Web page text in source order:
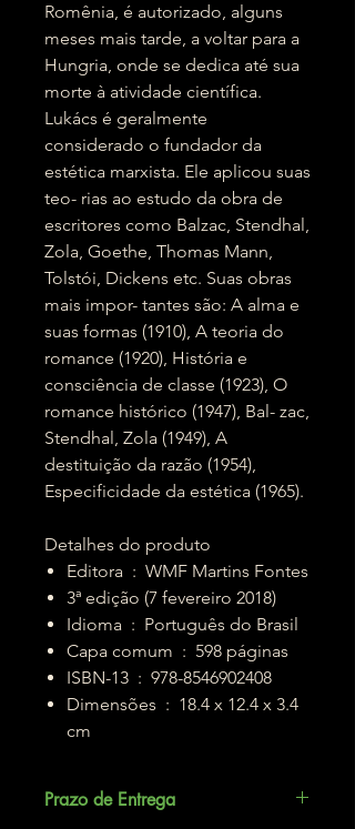
Romênia, é autorizado, alguns
meses mais tarde, a voltar para a
Hungria, onde se dedica até sua
morte à atividade científica.
Lukács é geralmente
considerado o fundador da
estética marxista. Ele aplicou suas
teo- rias ao estudo da obra de
escritores como Balzac, Stendhal,
Zola, Goethe, Thomas Mann,
Tolstói, Dickens etc. Suas obras
mais impor- tantes são: A alma e
suas formas (1910), A teoria do
romance (1920), História e
consciência de classe (1923), O
romance histórico (1947), Bal- zac,
Stendhal, Zola (1949), A
destituição da razão (1954),
Especificidade da estética (1965).
Detalhes do produto
Editora ‏ : ‎ WMF Martins Fontes
3ª edição (7 fevereiro 2018)
Idioma ‏ : ‎ Português do Brasil
Capa comum ‏ : ‎ 598 páginas
ISBN-13 ‏ : ‎ 978-8546902408
Dimensões ‏ : ‎ 18.4 x 12.4 x 3.4
cm
Prazo de Entrega